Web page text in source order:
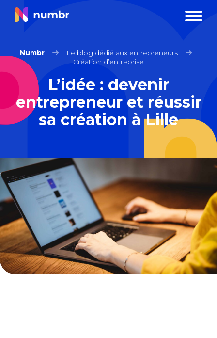
Numbr
Le blog dédié aux entrepreneurs
Création d’entreprise
L’idée : devenir
entrepreneur et réussir
sa création à Lille